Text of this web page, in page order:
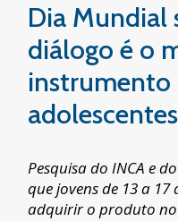
Dia Mundial
diálogo é o
instrumento
Pesquisa do INCA e
que jovens de 13 a
adquirir o produto